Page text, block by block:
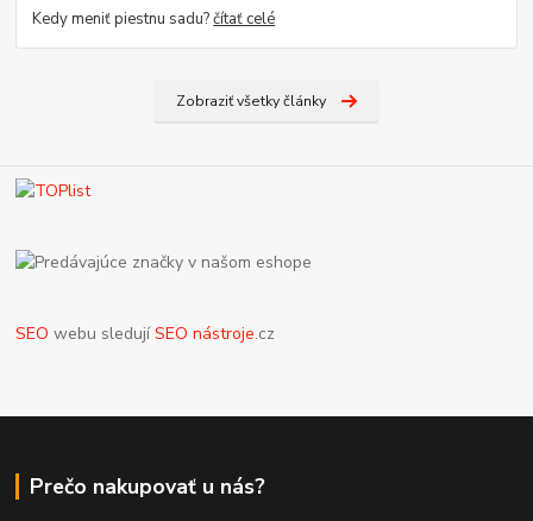
Kedy meniť piestnu sadu?čítať celé
Zobraziť všetky články
SEO webu sledujíSEO nástroje.cz
Prečo nakupovať u nás?